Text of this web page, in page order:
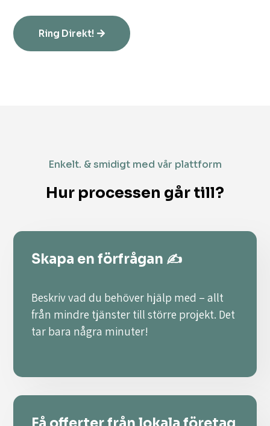
Ring Direkt!
Enkelt. & smidigt med vår plattform
Hur processen går till?
Skapa en förfrågan ✍️
Beskriv vad du behöver hjälp med – allt
från mindre tjänster till större projekt. Det
tar bara några minuter!